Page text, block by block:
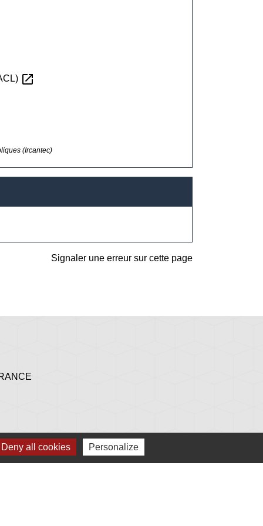
open_in_new
(Ircantec)
Signaler une erreur sur cette page
à 17 h - le mardi et le samedi de 9 h à 12 h
Deny all cookies Personalize